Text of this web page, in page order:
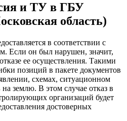
и ТУ в ГБУ
область)
в соответствии с
Если он был нарушен, значит,
ее осуществления. Такими
позиций в пакете документов
схемах, ситуационном
землю. В этом случае отказ в
организаций будет
достоверных